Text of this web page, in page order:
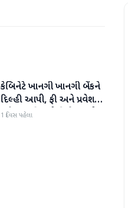
રાષ્ટ્રીય
કેબિનેટે ખાનગી ખાનગી બેંકને
દિલ્હી આપી, ફી અને પ્રવેશ
માટે નવા નિયમો વિશે જાણો
1 દિવસ પહેલા